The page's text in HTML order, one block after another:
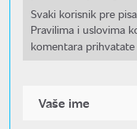
Svaki korisnik pre
Pravilima i uslovima
komentara prihvatate